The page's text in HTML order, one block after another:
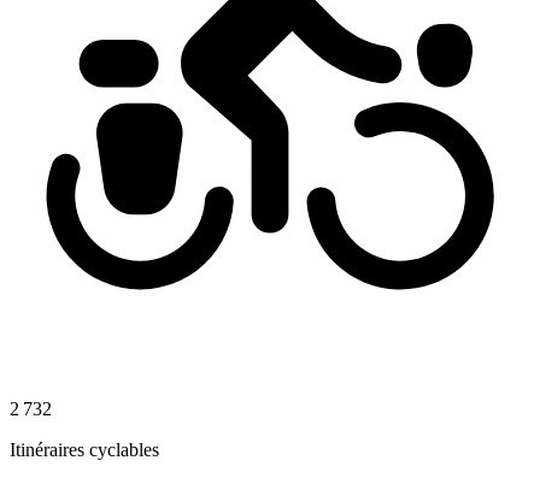
2 732
Itinéraires cyclables